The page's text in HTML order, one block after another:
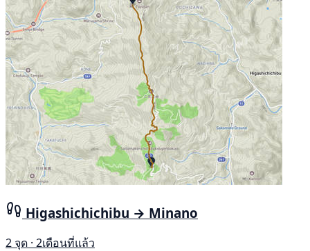
Higashichichibu → Minano
2 จุด · 2เดือนที่แล้ว